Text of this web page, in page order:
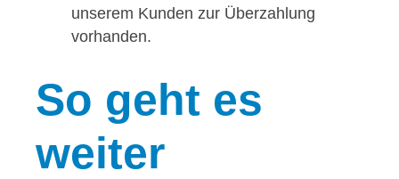
unserem Kunden zur Überzahlung
vorhanden.
So geht es
weiter